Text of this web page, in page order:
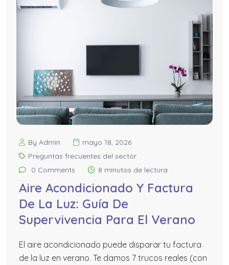
By Admin
mayo 18, 2026
Preguntas frecuentes del sector
0 Comments
8 mínutos de lectura
Aire Acondicionado Y Factura
De La Luz: Guía De
Supervivencia Para El Verano
El aire acondicionado puede disparar tu factura
de la luz en verano. Te damos 7 trucos reales (con